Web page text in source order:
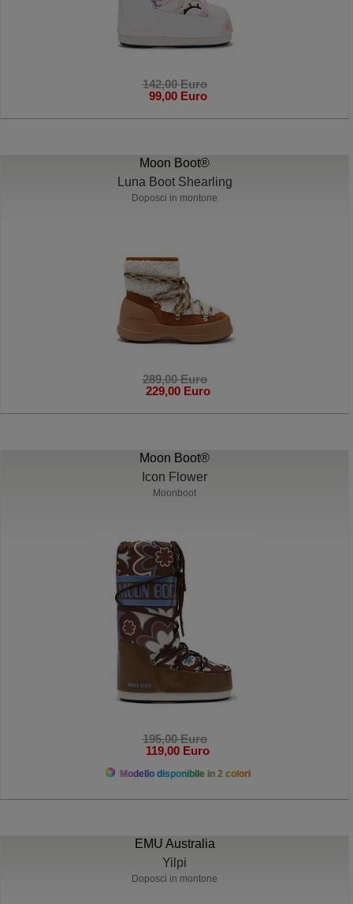
142,00 Euro
99,00 Euro
Moon Boot®
Luna Boot Shearling
Doposci in montone
289,00 Euro
229,00 Euro
Moon Boot®
Icon Flower
Moonboot
195,00 Euro
119,00 Euro
Modello disponibile in 2 colori
EMU Australia
Yilpi
Doposci in montone